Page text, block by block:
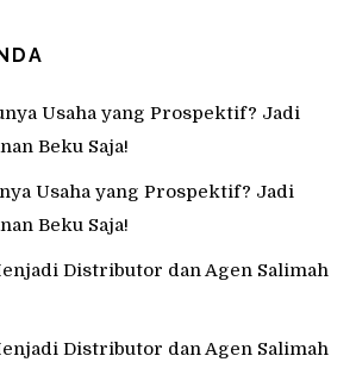
Usaha yang Prospektif? Jadi
Beku Saja!
Usaha yang Prospektif? Jadi
Beku Saja!
Distributor dan Agen Salimah
Distributor dan Agen Salimah